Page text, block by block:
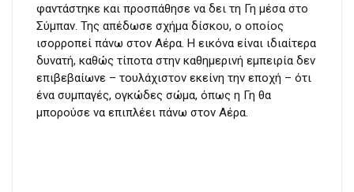
φαντάστηκε και προσπάθησε να δει τη Γη μέσα στο
Σύμπαν. Της απέδωσε σχήμα δίσκου, ο οποίος
ισορροπεί πάνω στον Αέρα. Η εικόνα είναι ιδιαίτερα
δυνατή, καθώς τίποτα στην καθημερινή εμπειρία δεν
επιβεβαίωνε – τουλάχιστον εκείνη την εποχή – ότι
ένα συμπαγές, ογκώδες σώμα, όπως η Γη θα
μπορούσε να επιπλέει πάνω στον Αέρα.